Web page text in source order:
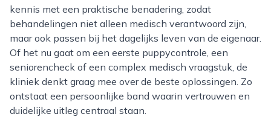
kennis met een praktische benadering, zodat
behandelingen niet alleen medisch verantwoord zijn,
maar ook passen bij het dagelijks leven van de eigenaar.
Of het nu gaat om een eerste puppycontrole, een
seniorencheck of een complex medisch vraagstuk, de
kliniek denkt graag mee over de beste oplossingen. Zo
ontstaat een persoonlijke band waarin vertrouwen en
duidelijke uitleg centraal staan.